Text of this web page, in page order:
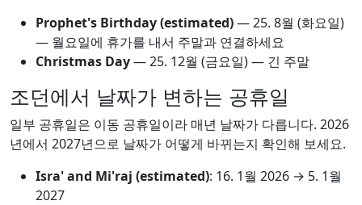
Prophet's Birthday (estimated)—25. 8월 (화요일)
— 월요일에 휴가를 내서 주말과 연결하세요
Christmas Day—25. 12월 (금요일) — 긴 주말
조던에서 날짜가 변하는 공휴일
일부 공휴일은 이동 공휴일이라 매년 날짜가 다릅니다. 2026
년에서 2027년으로 날짜가 어떻게 바뀌는지 확인해 보세요.
Isra' and Mi'raj (estimated): 16. 1월 2026 → 5. 1월
2027